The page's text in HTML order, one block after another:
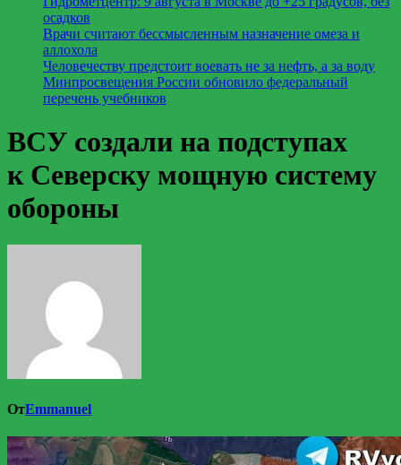
осадков
Врачи считают бессмысленным назначение омеза и
аллохола
Человечеству предстоит воевать не за нефть, а за воду
Минпросвещения России обновило федеральный
перечень учебников
ВСУ создали на подступах
к Северску мощную систему
обороны
ОтEmmanuel